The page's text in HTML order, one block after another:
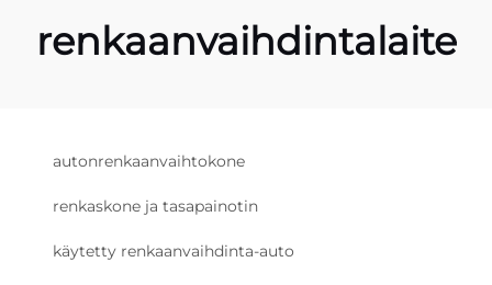
renkaanvaihdintalaite
autonrenkaanvaihtokone
renkaskone ja tasapainotin
käytetty renkaanvaihdinta-auto